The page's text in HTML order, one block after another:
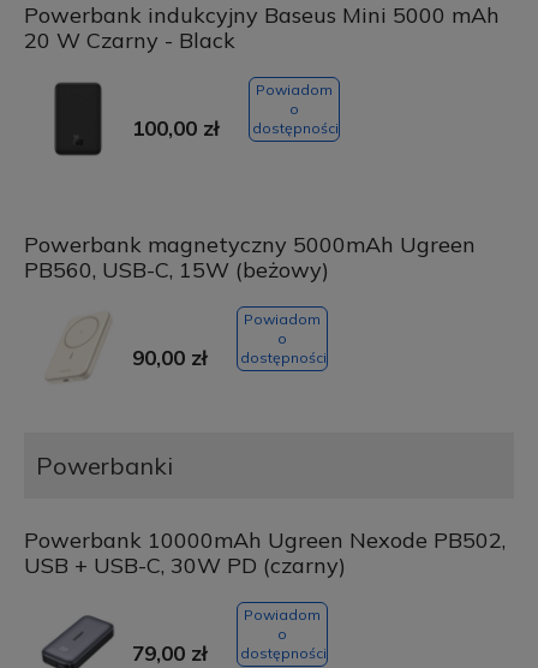
Powerbank indukcyjny Baseus Mini 5000 mAh
20 W Czarny - Black
100,00 zł
Powiadom
o
dostępności
Powerbank magnetyczny 5000mAh Ugreen
PB560, USB-C, 15W (beżowy)
90,00 zł
Powiadom
o
dostępności
Powerbanki
Powerbank 10000mAh Ugreen Nexode PB502,
USB + USB-C, 30W PD (czarny)
79,00 zł
Powiadom
o
dostępności